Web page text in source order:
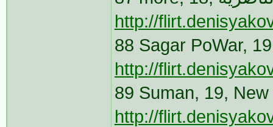
http://
88 Sagar PoWar,
http://
89 Suman, 19,
http://